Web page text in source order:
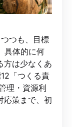
つも、目標
具体的に何
方は少なくあ
「つくる責
理・資源利
応策まで、初